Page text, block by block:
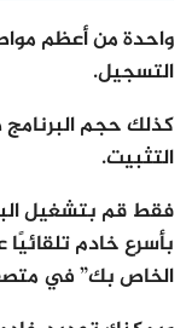
التسجيل.
كذلك حجم
التثبيت.
فقط قم بتشغيل
الخاص بك” في